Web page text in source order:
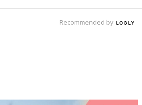
当ててみよう！とか、お風呂のときに裸で
マも笑顔でキャピキャピやってみてくだ
の男の子で、
れる前のイヤイヤ期でもこの方法でスト
Recommended by